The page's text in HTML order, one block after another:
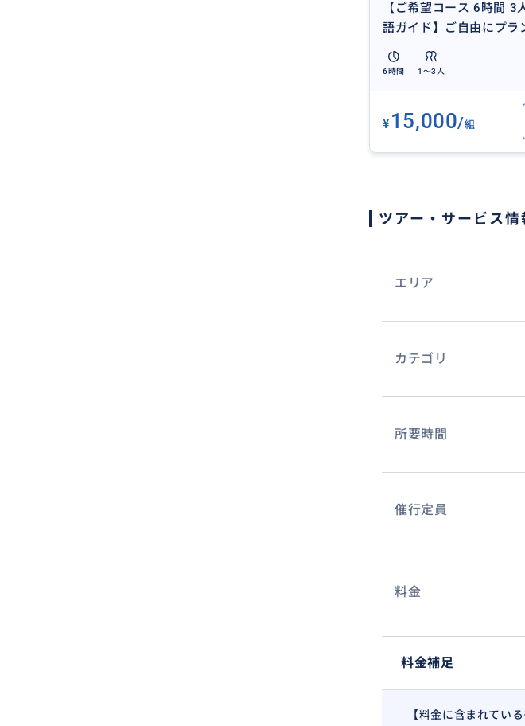
【ご希望コース 6時間 3
語ガイド】ご自由にプラ
率よくソウルを楽しも
6時間 1〜3人
¥15,000/組
ツアー・サービス情
エリア
カテゴリ
所要時間
催行定員
料金
料金補足
【料金に含まれている